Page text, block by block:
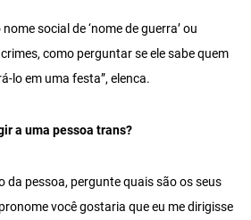
social de ‘nome de guerra’ ou
como perguntar se ele sabe quem
lo em uma festa”, elenca.
a uma pessoa trans?
da pessoa, pergunte quais são os seus
você gostaria que eu me dirigisse